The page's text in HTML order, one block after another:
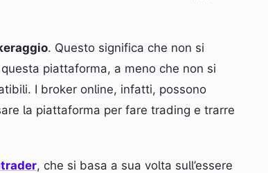
. Questo significa che non si
piattaforma, a meno che non si
I broker online, infatti, possono
la piattaforma per fare trading e trarre
, che si basa a sua volta sull’essere